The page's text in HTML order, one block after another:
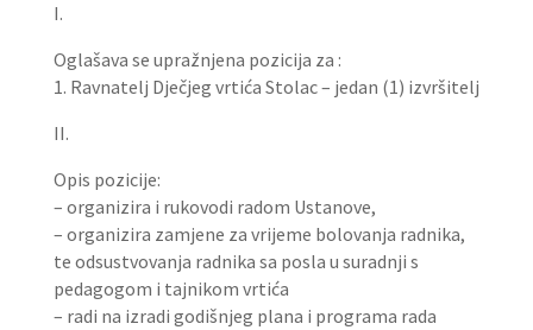
I.
Oglašava se upražnjena pozicija za :
1. Ravnatelj Dječjeg vrtića Stolac – jedan (1) izvršitelj
II.
Opis pozicije:
– organizira i rukovodi radom Ustanove,
– organizira zamjene za vrijeme bolovanja radnika,
te odsustvovanja radnika sa posla u suradnji s
pedagogom i tajnikom vrtića
– radi na izradi godišnjeg plana i programa rada